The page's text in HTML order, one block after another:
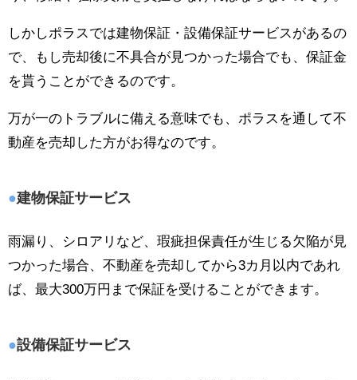
しかしポラスでは建物保証・設備保証サービスがあるの
で、もし売却後に不具合が見つかった場合でも、保証金
を貰うことができるのです。
万が一のトラブルに備える意味でも、ポラスを通して不
動産を売却した方がお得なのです。
建物保証サービス
雨漏り、シロアリなど、瑕疵担保責任が生じる欠陥が見
つかった場合、不動産を売却してから3カ月以内であれ
ば、最大300万円まで保証を受けることができます。
設備保証サービス